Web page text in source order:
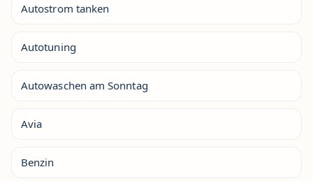
Autostrom tanken
Autotuning
Autowaschen am Sonntag
Avia
Benzin